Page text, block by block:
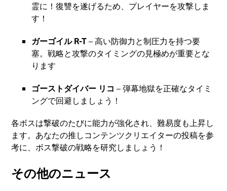
霊に！復讐を遂げるため、プレイヤーを攻撃しま
す！
ガーゴイル R-T– 高い防御力と制圧力を持つ要
塞。戦略と攻撃のタイミングの見極めが重要とな
ります
ゴーストダイバー リコ – 弾幕地獄を正確なタイミ
ングで回避しましょう！
各ボスは撃破のたびに能力が強化され、難易度も上昇し
ます。あなたの推しコンテンツクリエイターの投稿を参
考に、ボス撃破の戦略を研究しましょう！
その他のニュース